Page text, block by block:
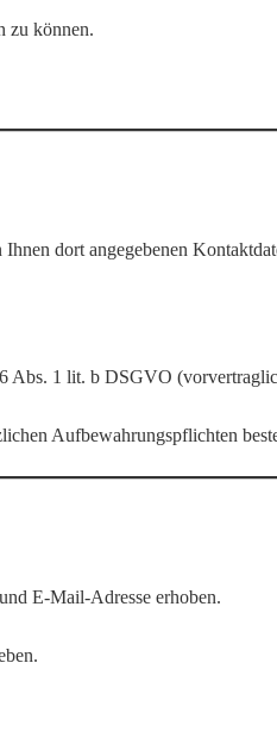
zu können.
dort angegebenen
Abs. 1 lit. b DSGVO
Aufbewahrungspflichten
E-Mail-Adresse erhoben.